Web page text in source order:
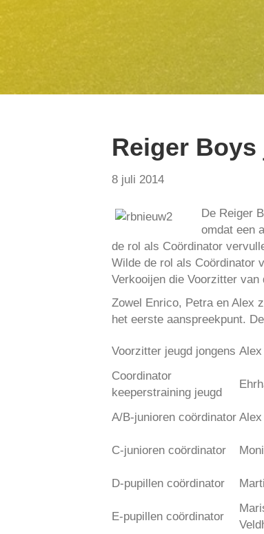
Reiger
8 juli 2014
De Reiger
omdat een
de rol als Coördinator
Wilde de rol als Coördinator
Verkooijen die Voorzitter
Zowel Enrico, Petra en Alex
het eerste aanspreekpunt.
Voorzitter jeugd jongens
Coordinator
keeperstraining jeugd
A/B-junioren coördinator
C-junioren coördinator
D-pupillen coördinator
E-pupillen coördinator